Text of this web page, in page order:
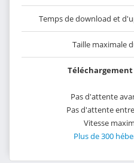
Temps de download et
Taille maximale
Pas d'attente
Pas d'attente
Vitesse
Plus de 300